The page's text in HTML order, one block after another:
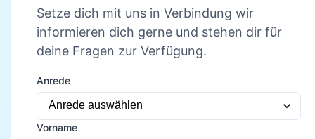
Setze dich mit uns in Verbindung wir
informieren dich gerne und stehen dir für
deine Fragen zur Verfügung.
Anrede
Vorname